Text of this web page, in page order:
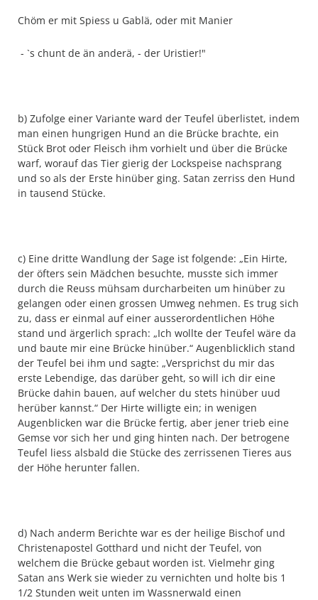
Chöm er mit Spiess u Gablä, oder mit Manier
- `s chunt de än anderä, - der Uristier!"
b) Zufolge einer Variante ward der Teufel überlistet, indem
man einen hungrigen Hund an die Brücke brachte, ein
Stück Brot oder Fleisch ihm vorhielt und über die Brücke
warf, worauf das Tier gierig der Lockspeise nachsprang
und so als der Erste hinüber ging. Satan zerriss den Hund
in tausend Stücke.
c) Eine dritte Wandlung der Sage ist folgende: „Ein Hirte,
der öfters sein Mädchen besuchte, musste sich immer
durch die Reuss mühsam durcharbeiten um hinüber zu
gelangen oder einen grossen Umweg nehmen. Es trug sich
zu, dass er einmal auf einer ausserordentlichen Höhe
stand und ärgerlich sprach: „Ich wollte der Teufel wäre da
und baute mir eine Brücke hinüber.“ Augenblicklich stand
der Teufel bei ihm und sagte: „Versprichst du mir das
erste Lebendige, das darüber geht, so will ich dir eine
Brücke dahin bauen, auf welcher du stets hinüber uud
herüber kannst.“ Der Hirte willigte ein; in wenigen
Augenblicken war die Brücke fertig, aber jener trieb eine
Gemse vor sich her und ging hinten nach. Der betrogene
Teufel liess alsbald die Stücke des zerrissenen Tieres aus
der Höhe herunter fallen.
d) Nach anderm Berichte war es der heilige Bischof und
Christenapostel Gotthard und nicht der Teufel, von
welchem die Brücke gebaut worden ist. Vielmehr ging
Satan ans Werk sie wieder zu vernichten und holte bis 1
1/2 Stunden weit unten im Wassnerwald einen